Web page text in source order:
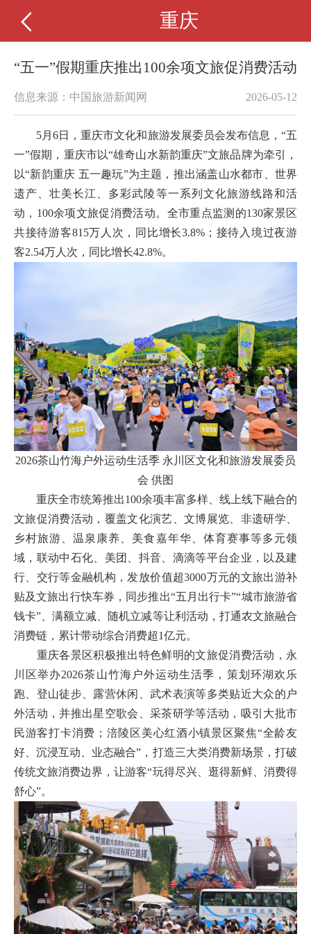
重庆
“五一”假期重庆推出100余项文旅促消费活动
信息来源：中国旅游新闻网 2026-05-12
5月6日，重庆市文化和旅游发展委员会发布信息，“五
一”假期，重庆市以“雄奇山水新韵重庆”文旅品牌为牵引，
以“新韵重庆 五一趣玩”为主题，推出涵盖山水都市、世界
遗产、壮美长江、多彩武陵等一系列文化旅游线路和活
动，100余项文旅促消费活动。全市重点监测的130家景区
共接待游客815万人次，同比增长3.8%；接待入境过夜游
客2.54万人次，同比增长42.8%。
2026茶山竹海户外运动生活季 永川区文化和旅游发展委员
会 供图
重庆全市统筹推出100余项丰富多样、线上线下融合的
文旅促消费活动，覆盖文化演艺、文博展览、非遗研学、
乡村旅游、温泉康养、美食嘉年华、体育赛事等多元领
域，联动中石化、美团、抖音、滴滴等平台企业，以及建
行、交行等金融机构，发放价值超3000万元的文旅出游补
贴及文旅出行快车券，同步推出“五月出行卡”“城市旅游省
钱卡”、满额立减、随机立减等让利活动，打通农文旅融合
消费链，累计带动综合消费超1亿元。
重庆各景区积极推出特色鲜明的文旅促消费活动，永
川区举办2026茶山竹海户外运动生活季，策划环湖欢乐
跑、登山徒步、露营休闲、武术表演等多类贴近大众的户
外活动，并推出星空歌会、采茶研学等活动，吸引大批市
民游客打卡消费；涪陵区美心红酒小镇景区聚焦“全龄友
好、沉浸互动、业态融合”，打造三大类消费新场景，打破
传统文旅消费边界，让游客“玩得尽兴、逛得新鲜、消费得
舒心”。